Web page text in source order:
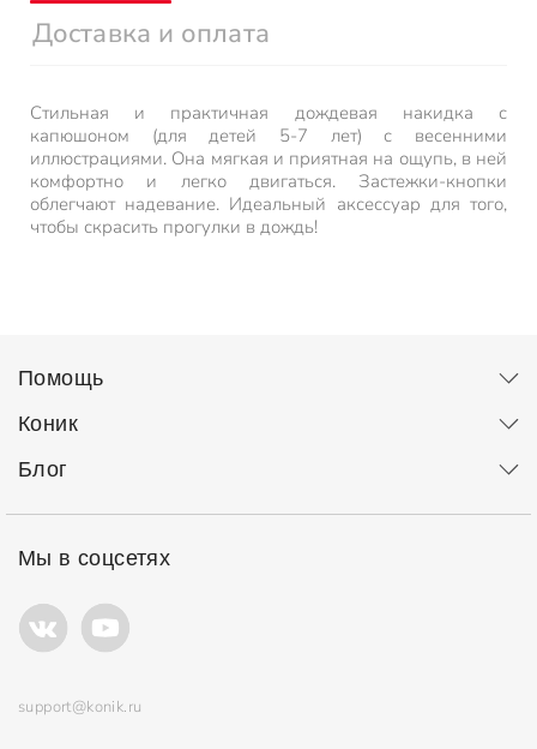
Доставка и оплата
Стильная и практичная дождевая накидка с
капюшоном (для детей 5-7 лет) с весенними
иллюстрациями. Она мягкая и приятная на ощупь, в ней
комфортно и легко двигаться. Застежки-кнопки
облегчают надевание. Идеальный аксессуар для того,
чтобы скрасить прогулки в дождь!
Помощь
Коник
Блог
Мы в соцсетях
support@konik.ru